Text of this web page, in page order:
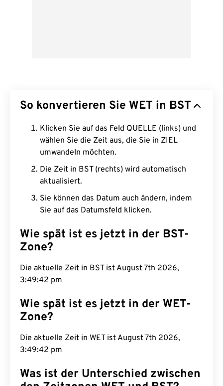
So konvertieren Sie WET in BST
Klicken Sie auf das Feld QUELLE (links) und
wählen Sie die Zeit aus, die Sie in ZIEL
umwandeln möchten.
Die Zeit in BST (rechts) wird automatisch
aktualisiert.
Sie können das Datum auch ändern, indem
Sie auf das Datumsfeld klicken.
Wie spät ist es jetzt in der BST-
Zone?
Die aktuelle Zeit in BST ist August 7th 2026,
3:49:43 pm
Wie spät ist es jetzt in der WET-
Zone?
Die aktuelle Zeit in WET ist August 7th 2026,
3:49:43 pm
Was ist der Unterschied zwischen